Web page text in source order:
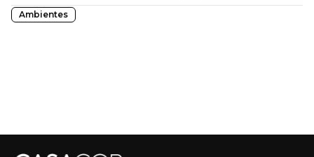
Ambientes